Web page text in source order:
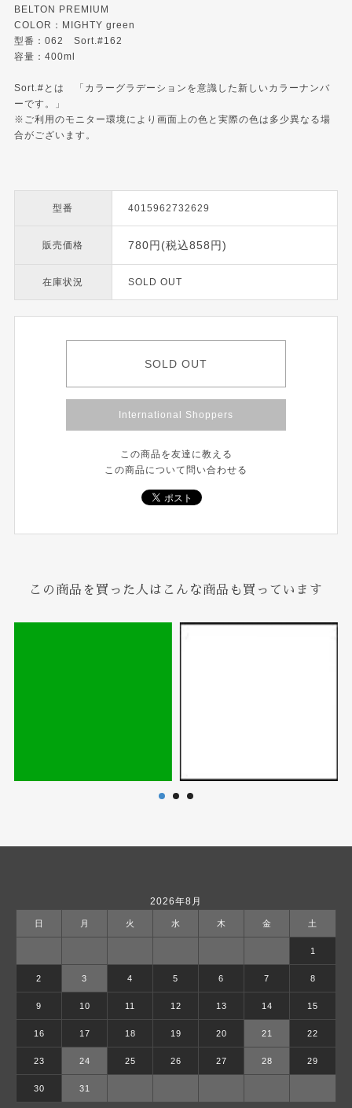
BELTON PREMIUM
COLOR：MIGHTY green
型番：062 Sort.#162
容量：400ml
Sort.#とは 「カラーグラデーションを意識した新しいカラーナンバ
ーです。」
※ご利用のモニター環境により画面上の色と実際の色は多少異なる場
合がございます。
型番 4015962732629
販売価格 780円(税込858円)
在庫状況 SOLD OUT
SOLD OUT
International Shoppers
この商品を友達に教える
この商品について問い合わせる
この商品を買った人はこんな商品も買っています
2026年8月
日 月 火 水 木 金 土
1
2 3 4 5 6 7 8
9 10 11 12 13 14 15
16 17 18 19 20 21 22
23 24 25 26 27 28 29
30 31